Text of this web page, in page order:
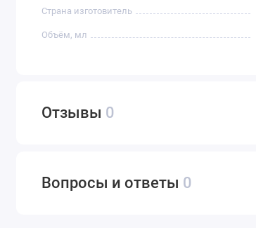
Страна изготовитель
Объём, мл
Отзывы 0
Вопросы и ответы 0